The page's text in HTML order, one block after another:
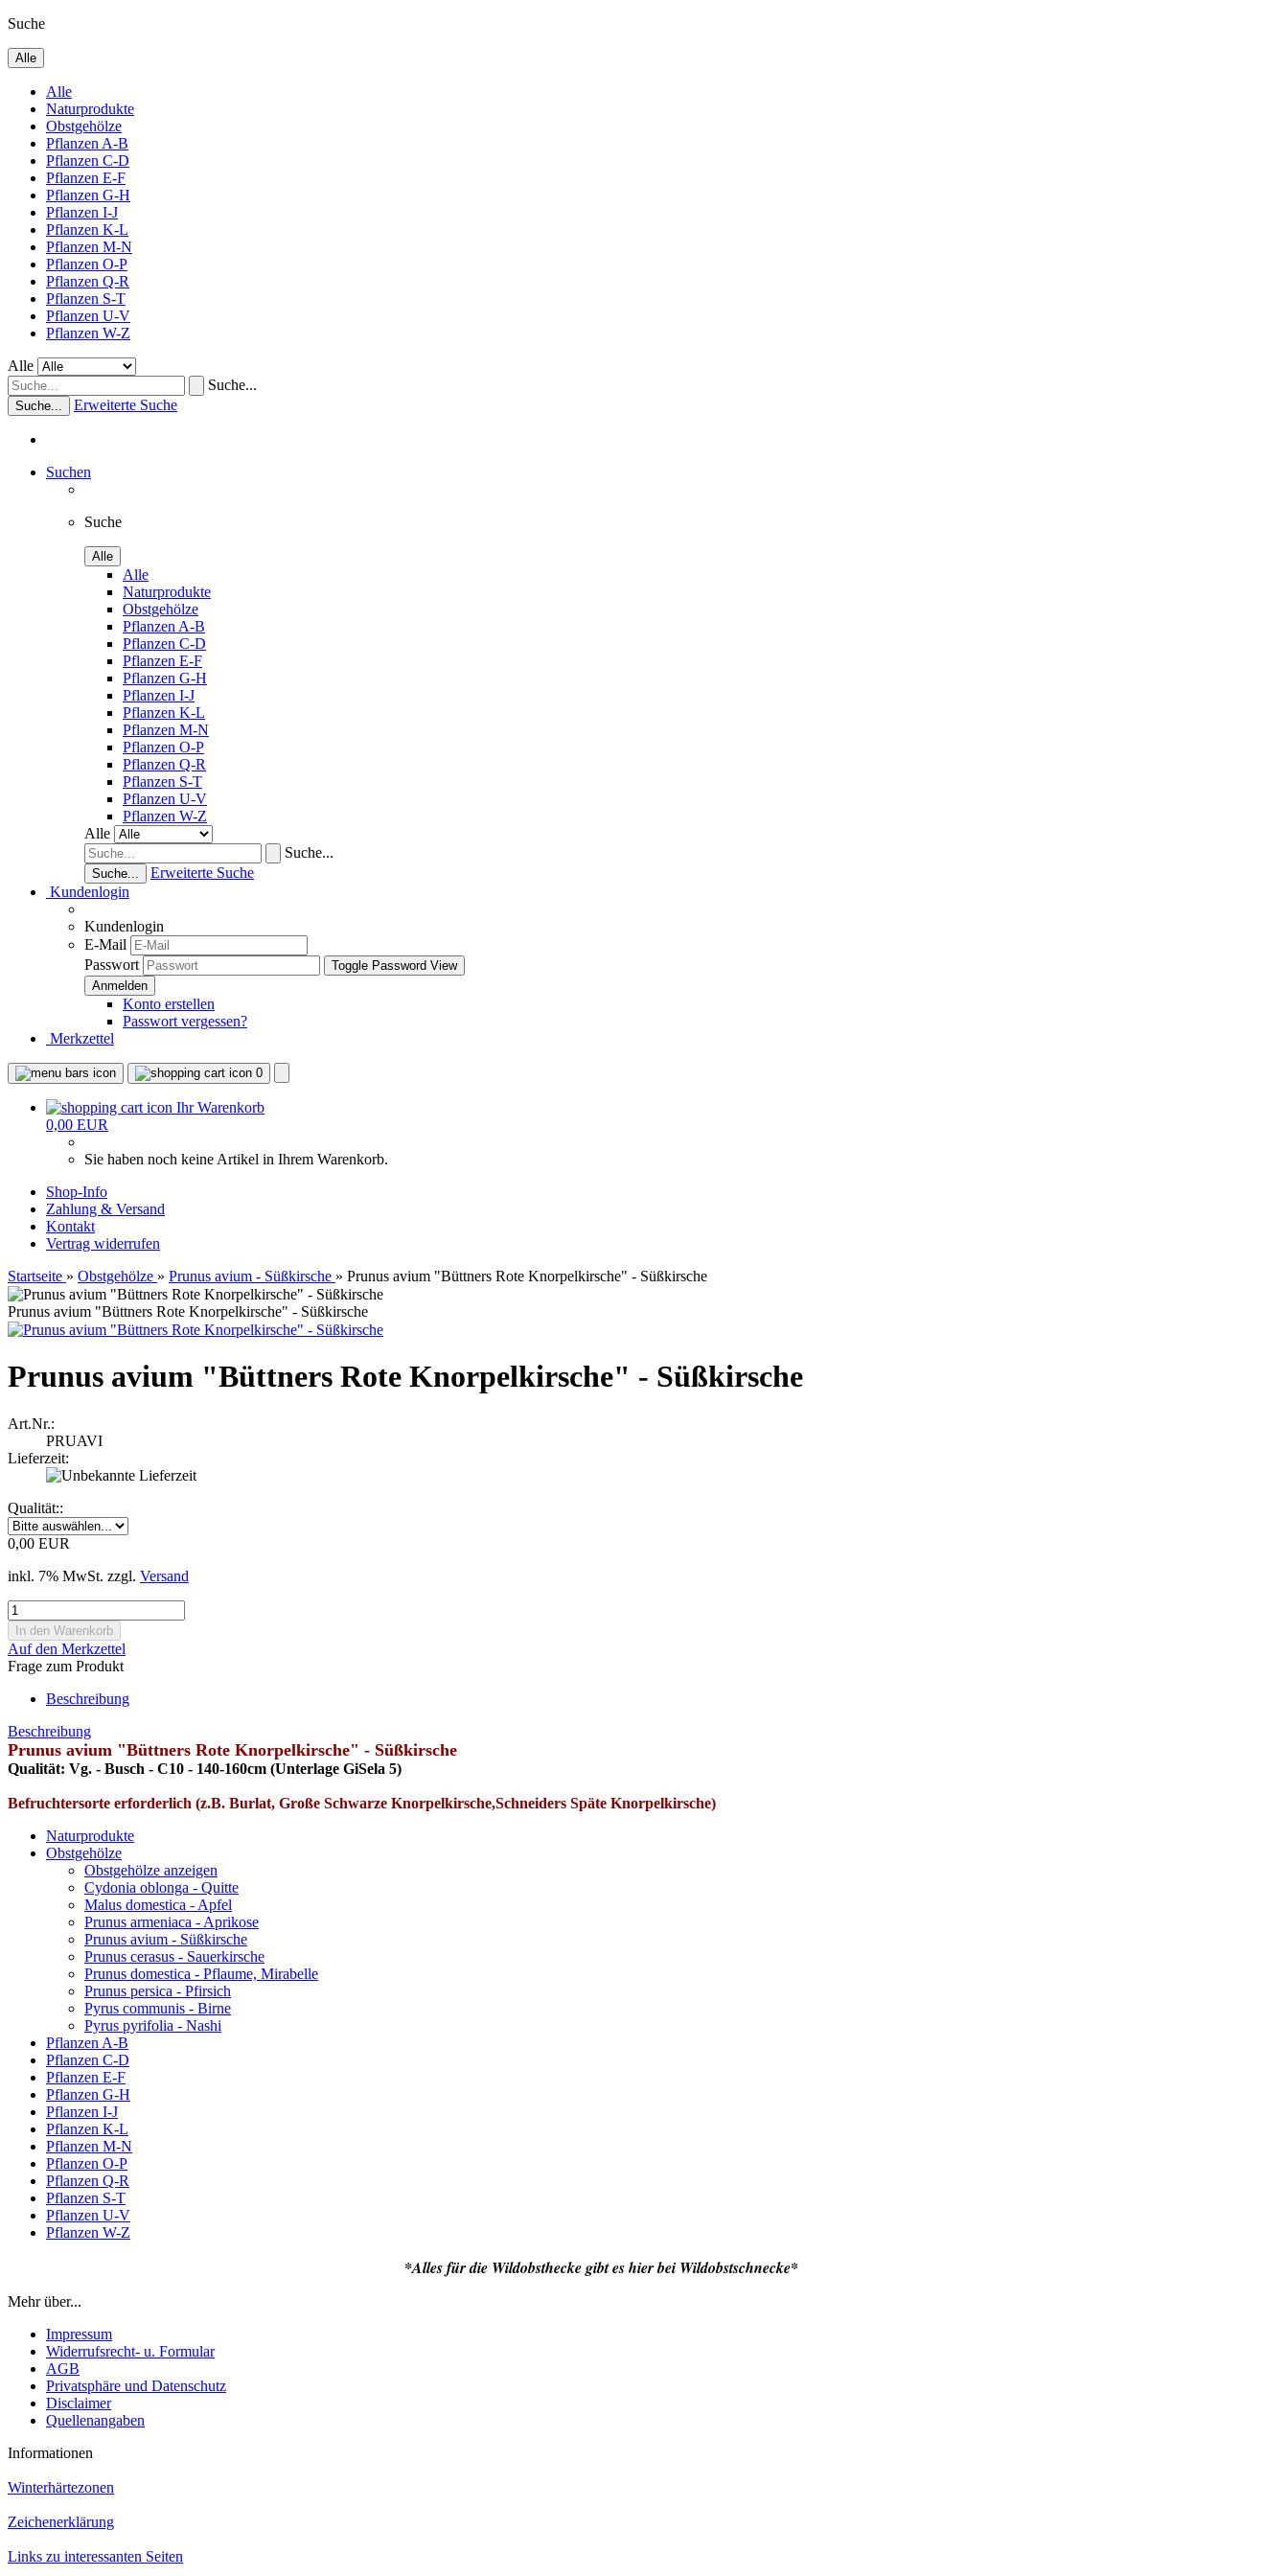
Suche
Alle
Alle
Naturprodukte
Obstgehölze
Pflanzen A-B
Pflanzen C-D
Pflanzen E-F
Pflanzen G-H
Pflanzen I-J
Pflanzen K-L
Pflanzen M-N
Pflanzen O-P
Pflanzen Q-R
Pflanzen S-T
Pflanzen U-V
Pflanzen W-Z
Alle
Suche...
Suche... Erweiterte Suche
Suchen
Suche
Alle
Alle
Naturprodukte
Obstgehölze
Pflanzen A-B
Pflanzen C-D
Pflanzen E-F
Pflanzen G-H
Pflanzen I-J
Pflanzen K-L
Pflanzen M-N
Pflanzen O-P
Pflanzen Q-R
Pflanzen S-T
Pflanzen U-V
Pflanzen W-Z
Alle
Suche...
Suche...
Erweiterte Suche
Kundenlogin
Kundenlogin
E-Mail
Passwort
Toggle Password View
Konto erstellen
Passwort vergessen?
Merkzettel
0
Ihr Warenkorb
0,00 EUR
Sie haben noch keine Artikel in Ihrem Warenkorb.
Shop-Info
Zahlung & Versand
Kontakt
Vertrag widerrufen
Startseite » Obstgehölze » Prunus avium - Süßkirsche » Prunus avium "Büttners Rote Knorpelkirsche" - Süßkirsche
Prunus avium "Büttners Rote Knorpelkirsche" - Süßkirsche
Prunus avium "Büttners Rote Knorpelkirsche" - Süßkirsche
Art.Nr.:
PRUAVI
Lieferzeit:
Qualität::
0,00 EUR
inkl. 7% MwSt. zzgl. Versand
Auf den Merkzettel
Frage zum Produkt
Beschreibung
Beschreibung
Prunus avium "Büttners Rote Knorpelkirsche" - Süßkirsche
Qualität: Vg. - Busch - C10 - 140-160cm (Unterlage GiSela 5)
Befruchtersorte erforderlich (z.B. Burlat, Große Schwarze Knorpelkirsche,Schneiders Späte Knorpelkirsche)
Naturprodukte
Obstgehölze
Obstgehölze anzeigen
Cydonia oblonga - Quitte
Malus domestica - Apfel
Prunus armeniaca - Aprikose
Prunus avium - Süßkirsche
Prunus cerasus - Sauerkirsche
Prunus domestica - Pflaume, Mirabelle
Prunus persica - Pfirsich
Pyrus communis - Birne
Pyrus pyrifolia - Nashi
Pflanzen A-B
Pflanzen C-D
Pflanzen E-F
Pflanzen G-H
Pflanzen I-J
Pflanzen K-L
Pflanzen M-N
Pflanzen O-P
Pflanzen Q-R
Pflanzen S-T
Pflanzen U-V
Pflanzen W-Z
*Alles für die Wildobsthecke gibt es hier bei Wildobstschnecke*
Mehr über...
Impressum
Widerrufsrecht- u. Formular
AGB
Privatsphäre und Datenschutz
Disclaimer
Quellenangaben
Informationen
Winterhärtezonen
Zeichenerklärung
Links zu interessanten Seiten